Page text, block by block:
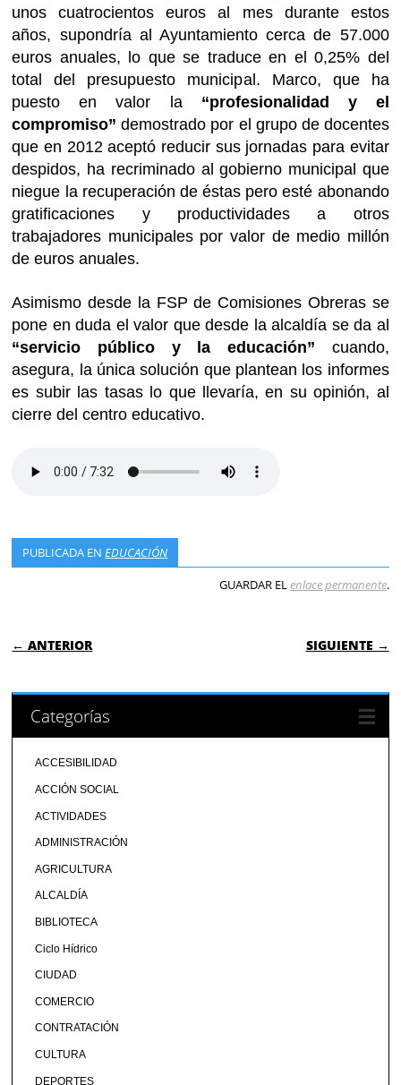
unos cuatrocientos euros al mes durante estos
años, supondría al Ayuntamiento cerca de 57.000
euros anuales, lo que se traduce en el 0,25% del
total del presupuesto municipal. Marco, que ha
puesto en valor la “profesionalidad y el
compromiso” demostrado por el grupo de docentes
que en 2012 aceptó reducir sus jornadas para evitar
despidos, ha recriminado al gobierno municipal que
niegue la recuperación de éstas pero esté abonando
gratificaciones y productividades a otros
trabajadores municipales por valor de medio millón
de euros anuales.
Asimismo desde la FSP de Comisiones Obreras se
pone en duda el valor que desde la alcaldía se da al
“servicio público y la educación” cuando,
asegura, la única solución que plantean los informes
es subir las tasas lo que llevaría, en su opinión, al
cierre del centro educativo.
PUBLICADA ENEDUCACIÓN
GUARDAR ELenlace permanente.
NAVEGACIÓN DE ENTRADAS
← ANTERIOR SIGUIENTE →
Categorías
ACCESIBILIDAD
ACCIÓN SOCIAL
ACTIVIDADES
ADMINISTRACIÓN
AGRICULTURA
ALCALDÍA
BIBLIOTECA
Ciclo Hídrico
CIUDAD
COMERCIO
CONTRATACIÓN
CULTURA
DEPORTES